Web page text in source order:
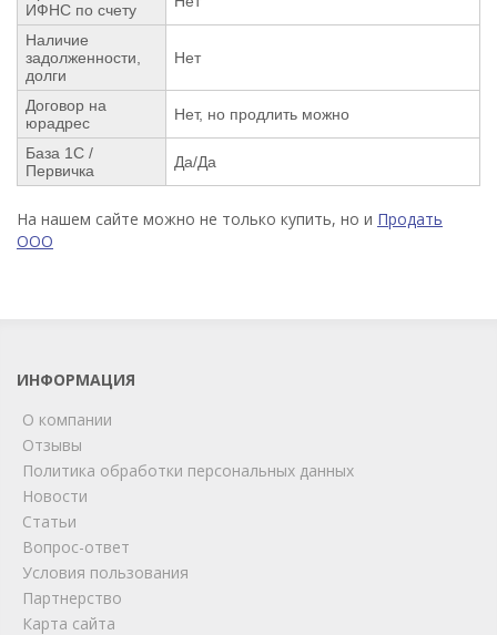
ИФНС по счету
Наличие
задолженности,
долги
Нет
Договор на
юрадрес
Нет, но продлить можно
База 1С /
Первичка
Да/Да
На нашем сайте можно не только купить, но и Продать
ООО
ИНФОРМАЦИЯ
О компании
Отзывы
Политика обработки персональных данных
Новости
Статьи
Вопрос-ответ
Условия пользования
Партнерство
Карта сайта
online